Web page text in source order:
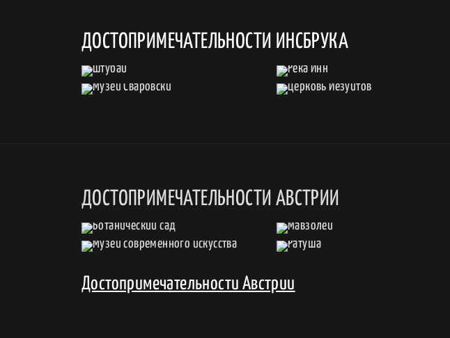
ДОСТОПРИМЕЧАТЕЛЬНОСТИ ИНСБРУКА
ДОСТОПРИМЕЧАТЕЛЬНОСТИ АВСТРИИ
Достопримечательности Австрии